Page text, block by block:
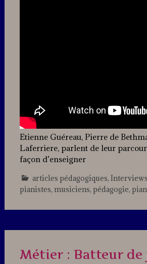
Etienne Guéreau, Pierre de
Laferriere, parlent de leur
façon d’enseigner
articles pédagogiques, Interviews
pianistes, musiciens, pédagogie,
Métier : Batteur de